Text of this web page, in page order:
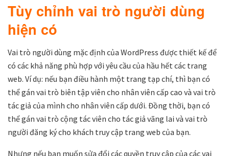
Tùy chỉnh vai trò người dùng
hiện có
Vai trò người dùng mặc định của WordPress được thiết kế để
có các khả năng phù hợp với yêu cầu của hầu hết các trang
web. Ví dụ: nếu bạn điều hành một trang tạp chí, thì bạn có
thể gán vai trò biên tập viên cho nhân viên cấp cao và vai trò
tác giả của mình cho nhân viên cấp dưới. Đồng thời, bạn có
thể gán vai trò cộng tác viên cho tác giả vãng lai và vai trò
người đăng ký cho khách truy cập trang web của bạn.
Nhưng nếu bạn muốn sửa đổi các quyền truy cập của các vai